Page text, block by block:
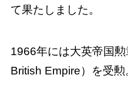
て果たしました。
1966年には大英帝国
British Empire）を受勲